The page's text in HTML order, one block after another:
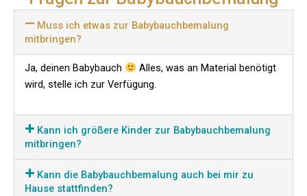
Muss ich etwas zur Babybauchbemalung
mitbringen?
Ja, deinen Babybauch
Alles, was an Material benötigt
wird, stelle ich zur Verfügung.
Kann ich größere Kinder zur Babybauchbemalung
mitbringen?
Kann die Babybauchbemalung auch bei mir zu
Hause stattfinden?